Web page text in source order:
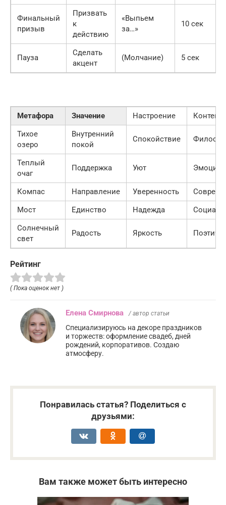
Финальный
призыв
Призвать
к
действию
«Выпьем
за…»
10 сек
Пауза
Сделать
акцент
(Молчание) 5 сек
Метафора Значение Настроение
Контекст
Тихое
озеро
Внутренний
покой
Спокойствие
Теплый
очаг
Поддержка Уют
Компас Направление Уверенность
Мост
Единство Надежда
Солнечный
свет
Радость Яркость
Рейтинг
( Пока оценок нет )
Елена Смирнова / автор статьи
Специализируюсь на декоре праздников
и торжеств: оформление свадеб, дней
рождений, корпоративов. Создаю
атмосферу.
Понравилась статья? Поделиться с
друзьями:
Вам также может быть интересно